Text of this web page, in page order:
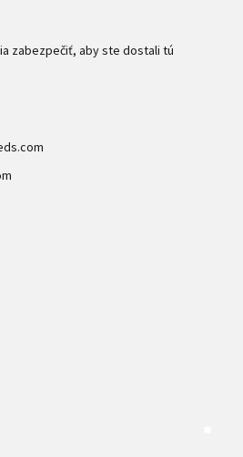
zabezpečiť, aby ste dostali tú